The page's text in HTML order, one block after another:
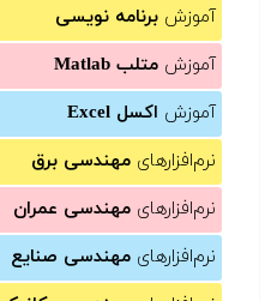
آموزش برنامه نویسی
آموزش متلب Matlab
آموزش اکسل Excel
نرم‌افزارهای مهندسی برق
نرم‌افزارهای مهندسی عمران
نرم‌افزارهای مهندسی صنایع